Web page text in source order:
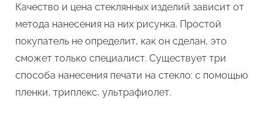
Качество и цена стеклянных изделий зависит от
метода нанесения на них рисунка. Простой
покупатель не определит, как он сделан, это
сможет только специалист. Существует три
способа нанесения печати на стекло: с помощью
пленки, триплекс, ультрафиолет.